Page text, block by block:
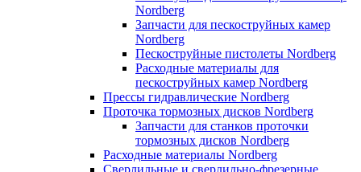
Nordberg
Запчасти для пескоструйных камер
Nordberg
Пескоструйные пистолеты Nordberg
Расходные материалы для
пескоструйных камер Nordberg
Прессы гидравлические Nordberg
Проточка тормозных дисков Nordberg
Запчасти для станков проточки
тормозных дисков Nordberg
Расходные материалы Nordberg
Сверлильные и сверлильно-фрезерные